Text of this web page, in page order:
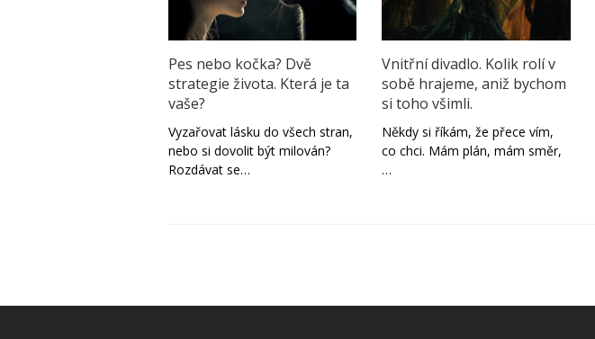
Pes nebo kočka? Dvě
strategie života. Která je ta
vaše?
Vyzařovat lásku do všech stran,
nebo si dovolit být milován?
Rozdávat se…
Vnitřní divadlo. Kolik rolí v
sobě hrajeme, aniž bychom
si toho všimli.
Někdy si říkám, že přece vím,
co chci. Mám plán, mám směr,
…